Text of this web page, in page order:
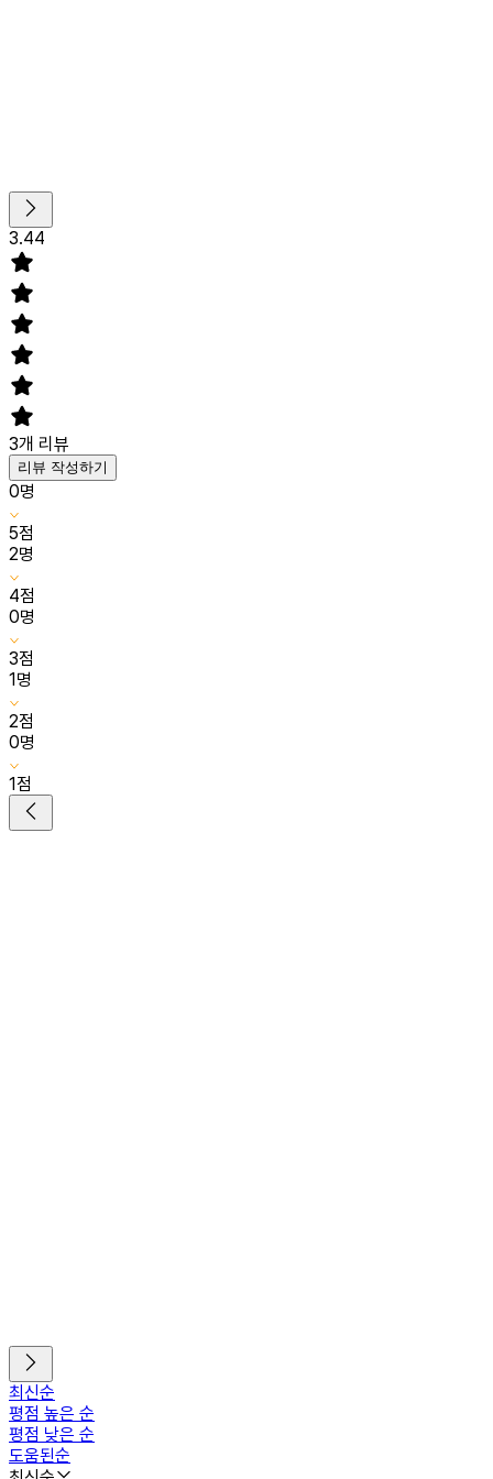
3.44
3개 리뷰
리뷰 작성하기
0명
5점
2명
4점
0명
3점
1명
2점
0명
1점
최신순
평점 높은 순
평점 낮은 순
도움된순